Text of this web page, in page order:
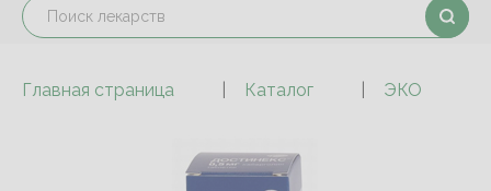
Главная страница Каталог ЭКО